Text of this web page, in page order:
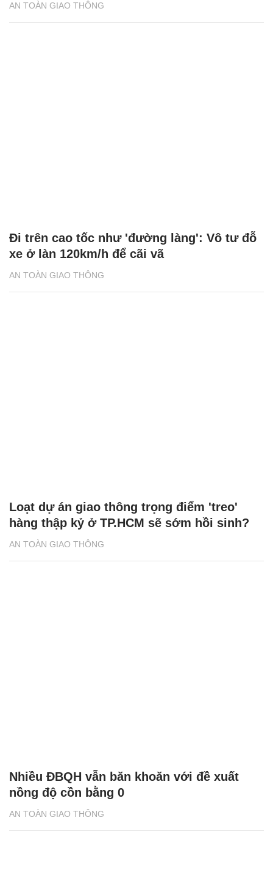
AN TOÀN GIAO THÔNG
AN TOÀN GIAO THÔNG
Đi trên cao tốc như 'đường làng': Vô tư đỗ
xe ở làn 120km/h để cãi vã
AN TOÀN GIAO THÔNG
Loạt dự án giao thông trọng điểm 'treo'
hàng thập kỷ ở TP.HCM sẽ sớm hồi sinh?
AN TOÀN GIAO THÔNG
Nhiều ĐBQH vẫn băn khoăn với đề xuất
nồng độ cồn bằng 0